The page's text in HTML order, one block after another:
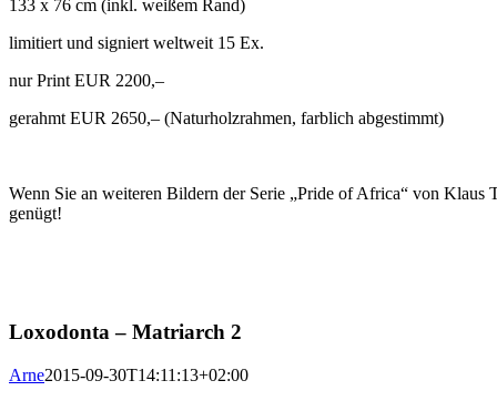
133 x 76 cm (inkl. weißem Rand)
limitiert und signiert weltweit 15 Ex.
nur Print EUR 2200,–
gerahmt EUR 2650,– (Naturholzrahmen, farblich abgestimmt)
Wenn Sie an weiteren Bildern der Serie „Pride of Africa“ von Klaus
genügt!
Loxodonta – Matriarch 2
Arne2015-09-30T14:11:13+02:00